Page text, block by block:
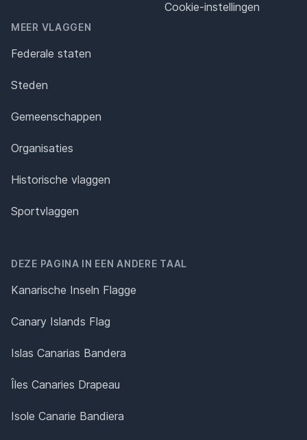
MEER VLAGGEN
Federale staten
Steden
Gemeenschappen
Organisaties
Historische vlaggen
Sportvlaggen
Cookie-instellingen
DEZE PAGINA IN EEN ANDERE TAAL
Kanarische Inseln Flagge
Canary Islands Flag
Islas Canarias Bandera
Îles Canaries Drapeau
Isole Canarie Bandiera